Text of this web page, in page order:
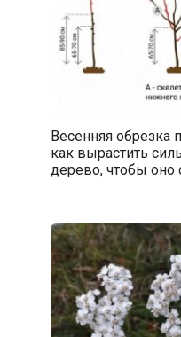
Весенняя обрезка
как вырастить
дерево, чтобы оно